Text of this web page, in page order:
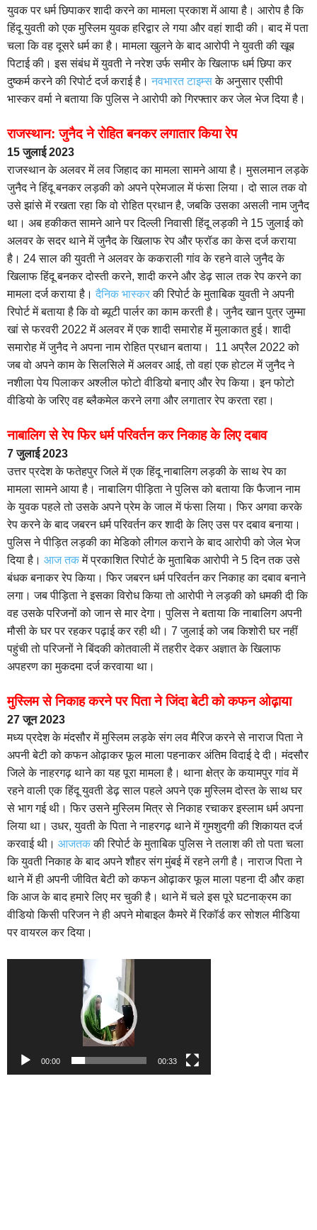
युवक पर धर्म छिपाकर शादी करने का मामला प्रकाश में आया है। आरोप है कि
हिंदू युवती को एक मुस्लिम युवक हरिद्वार ले गया और वहां शादी की। बाद में पता
चला कि वह दूसरे धर्म का है। मामला खुलने के बाद आरोपी ने युवती की खूब
पिटाई की। इस संबंध में युवती ने नरेश उर्फ समीर के खिलाफ धर्म छिपा कर
दुष्कर्म करने की रिपोर्ट दर्ज कराई है। नवभारत टाइम्सके अनुसार एसीपी
भास्कर वर्मा ने बताया कि पुलिस ने आरोपी को गिरफ्तार कर जेल भेज दिया है।
राजस्थान: जुनैद ने रोहित बनकर लगातार किया रेप
15 जुलाई 2023
राजस्थान के अलवर में लव जिहाद का मामला सामने आया है। मुसलमान लड़के
जुनैद ने हिंदू बनकर लड़की को अपने प्रेमजाल में फंसा लिया। दो साल तक वो
उसे झांसे में रखता रहा कि वो रोहित प्रधान है, जबकि उसका असली नाम जुनैद
था। अब हकीकत सामने आने पर दिल्ली निवासी हिंदू लड़की ने 15 जुलाई को
अलवर के सदर थाने में जुनैद के खिलाफ रेप और फ्रॉड का केस दर्ज कराया
है। 24 साल की युवती ने अलवर के ककराली गांव के रहने वाले जुनैद के
खिलाफ हिंदू बनकर दोस्ती करने, शादी करने और डेढ़ साल तक रेप करने का
मामला दर्ज कराया है। दैनिक भास्करकी रिपोर्ट के मुताबिक युवती ने अपनी
रिपोर्ट में बताया है कि वो ब्यूटी पार्लर का काम करती है। जुनैद खान पुत्र जुम्मा
खां से फरवरी 2022 में अलवर में एक शादी समारोह में मुलाकात हुई। शादी
समारोह में जुनैद ने अपना नाम रोहित प्रधान बताया। 11 अप्रैल 2022 को
जब वो अपने काम के सिलसिले में अलवर आई, तो वहां एक होटल में जुनैद ने
नशीला पेय पिलाकर अश्लील फोटो वीडियो बनाए और रेप किया। इन फोटो
वीडियो के जरिए वह ब्लैकमेल करने लगा और लगातार रेप करता रहा।
नाबालिग से रेप फिर धर्म परिवर्तन कर निकाह के लिए दबाव
7 जुलाई 2023
उत्तर प्रदेश के फतेहपुर जिले में एक हिंदू नाबालिग लड़की के साथ रेप का
मामला सामने आया है। नाबालिग पीड़िता ने पुलिस को बताया कि फैजान नाम
के युवक पहले तो उसके अपने प्रेम के जाल में फंसा लिया। फिर अगवा करके
रेप करने के बाद जबरन धर्म परिवर्तन कर शादी के लिए उस पर दबाव बनाया।
पुलिस ने पीड़ित लड़की का मेडिको लीगल कराने के बाद आरोपी को जेल भेज
दिया है। आज तकमें प्रकाशित रिपोर्ट के मुताबिक आरोपी ने 5 दिन तक उसे
बंधक बनाकर रेप किया। फिर जबरन धर्म परिवर्तन कर निकाह का दबाव बनाने
लगा। जब पीड़िता ने इसका विरोध किया तो आरोपी ने लड़की को धमकी दी कि
वह उसके परिजनों को जान से मार देगा। पुलिस ने बताया कि नाबालिग अपनी
मौसी के घर पर रहकर पढ़ाई कर रही थी। 7 जुलाई को जब किशोरी घर नहीं
पहुंची तो परिजनों ने बिंदकी कोतवाली में तहरीर देकर अज्ञात के खिलाफ
अपहरण का मुकदमा दर्ज करवाया था।
मुस्लिम से निकाह करने पर पिता ने जिंदा बेटी को कफन ओढ़ाया
27 जून 2023
मध्य प्रदेश के मंदसौर में मुस्लिम लड़के संग लव मैरिज करने से नाराज पिता ने
अपनी बेटी को कफन ओढ़ाकर फूल माला पहनाकर अंतिम विदाई दे दी। मंदसौर
जिले के नाहरगढ़ थाने का यह पूरा मामला है। थाना क्षेत्र के कयामपुर गांव में
रहने वाली एक हिंदू युवती डेढ़ साल पहले अपने एक मुस्लिम दोस्त के साथ घर
से भाग गई थी। फिर उसने मुस्लिम मित्र से निकाह रचाकर इस्लाम धर्म अपना
लिया था। उधर, युवती के पिता ने नाहरगढ़ थाने में गुमशुदगी की शिकायत दर्ज
करवाई थी। आजतककी रिपोर्ट के मुताबिक पुलिस ने तलाश की तो पता चला
कि युवती निकाह के बाद अपने शौहर संग मुंबई में रहने लगी है। नाराज पिता ने
थाने में ही अपनी जीवित बेटी को कफन ओढ़ाकर फूल माला पहना दी और कहा
कि आज के बाद हमारे लिए मर चुकी है। थाने में चले इस पूरे घटनाक्रम का
वीडियो किसी परिजन ने ही अपने मोबाइल कैमरे में रिकॉर्ड कर सोशल मीडिया
पर वायरल कर दिया।
00:00 00:33